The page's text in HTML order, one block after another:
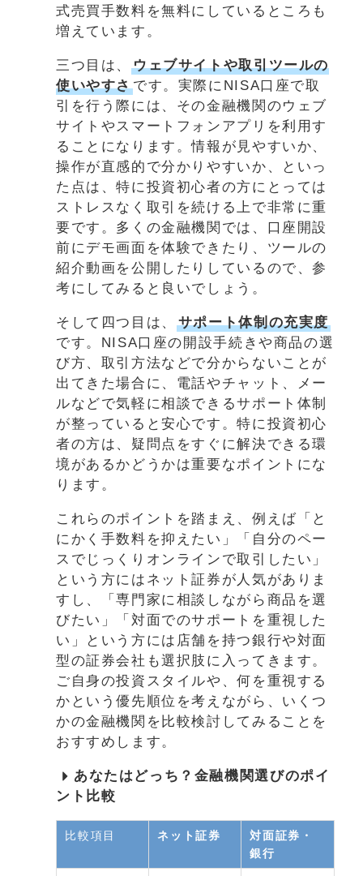
式売買手数料を無料にしているところも
増えています。
三つ目は、ウェブサイトや取引ツールの
使いやすさです。実際にNISA口座で取
引を行う際には、その金融機関のウェブ
サイトやスマートフォンアプリを利用す
ることになります。情報が見やすいか、
操作が直感的で分かりやすいか、といっ
た点は、特に投資初心者の方にとっては
ストレスなく取引を続ける上で非常に重
要です。多くの金融機関では、口座開設
前にデモ画面を体験できたり、ツールの
紹介動画を公開したりしているので、参
考にしてみると良いでしょう。
そして四つ目は、
サポート体制の充実度
です。NISA口座の開設手続きや商品の選
び方、取引方法などで分からないことが
出てきた場合に、電話やチャット、メー
ルなどで気軽に相談できるサポート体制
が整っていると安心です。特に投資初心
者の方は、疑問点をすぐに解決できる環
境があるかどうかは重要なポイントにな
ります。
これらのポイントを踏まえ、例えば「と
にかく手数料を抑えたい」「自分のペー
スでじっくりオンラインで取引したい」
という方にはネット証券が人気がありま
すし、「専門家に相談しながら商品を選
びたい」「対面でのサポートを重視した
い」という方には店舗を持つ銀行や対面
型の証券会社も選択肢に入ってきます。
ご自身の投資スタイルや、何を重視する
かという優先順位を考えながら、いくつ
かの金融機関を比較検討してみることを
おすすめします。
あなたはどっち？金融機関選びのポイ
ント比較
比較項目 ネット証券
対面証券・
銀行